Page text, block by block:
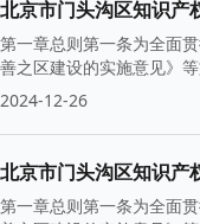
北京市门头沟区知识产
第一章总则第一条为全面
善之区建设的实施意见》
2024-12-26
北京市门头沟区知识产
第一章总则第一条为全面